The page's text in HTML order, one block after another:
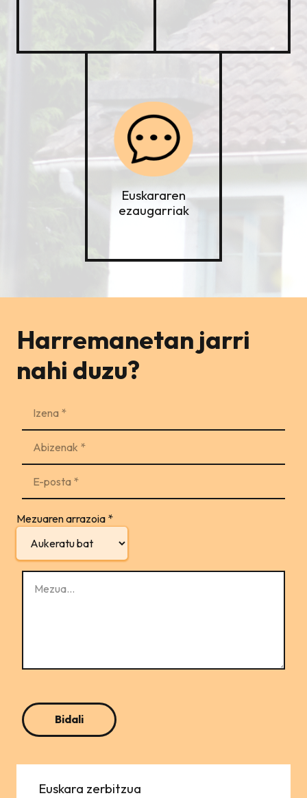
Euskararen
ezaugarriak
Harremanetan jarri
nahi duzu?
Mezuaren arrazoia *
Euskara zerbitzua